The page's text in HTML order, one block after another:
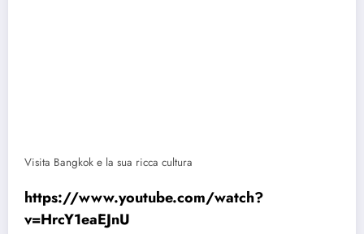
Visita Bangkok e la sua ricca cultura
https://www.youtube.com/watch?
v=HrcY1eaEJnU